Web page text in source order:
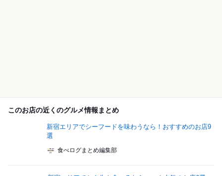
このお店の近くのグルメ情報まとめ
新宿エリアでシーフードを味わうなら！おすすめのお店9
選
食べログまとめ編集部